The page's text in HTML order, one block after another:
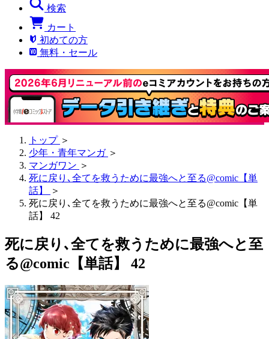
検索
カート
初めての方
無料・セール
トップ ＞
少年・青年マンガ ＞
マンガワン ＞
死に戻り､全てを救うために最強へと至る@comic【単
話】
＞
死に戻り､全てを救うために最強へと至る@comic【単
話】 42
死に戻り､全てを救うために最強へと至
る@comic【単話】 42